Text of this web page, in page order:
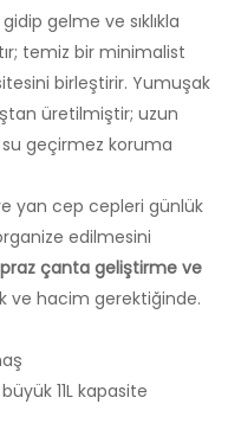
gelme ve sıklıkla
temiz bir minimalist
birleştirir. Yumuşak
üretilmiştir; uzun
su geçirmez koruma
yan cep cepleri günlük
edilmesini
çanta geliştirme ve
ve hacim gerektiğinde.
11L kapasite